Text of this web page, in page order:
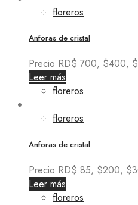
floreros
Anforas de cristal
Precio RD$ 700, $400,
Leer más
floreros
floreros
Anforas de cristal
Precio RD$ 85, $200,
Leer más
floreros